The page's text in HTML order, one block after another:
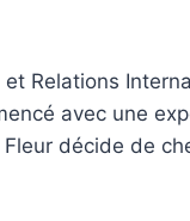
Relations
avec une
décide de